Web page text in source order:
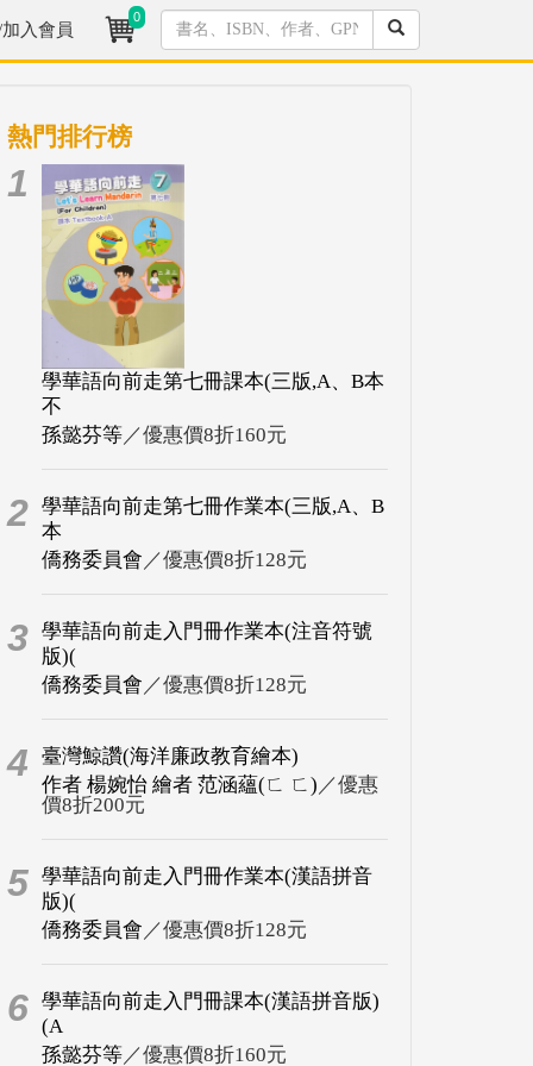
入會員
0
熱門排行榜
1
學華語向前走第七冊課本(三版,A、B本
不
孫懿芬等／優惠價8折160元
2 學華語向前走第七冊作業本(三版,A、B
本
僑務委員會 ／優惠價8折128元
3 學華語向前走入門冊作業本(注音符號
版)(
僑務委員會 ／優惠價8折128元
4
臺灣鯨讚(海洋廉政教育繪本)
作者 楊婉怡 繪者 范涵蘊(ㄈ ㄈ) ／優惠
價8折200元
5 學華語向前走入門冊作業本(漢語拼音
版)(
僑務委員會 ／優惠價8折128元
6 學華語向前走入門冊課本(漢語拼音版)
(A
孫懿芬等／優惠價8折160元